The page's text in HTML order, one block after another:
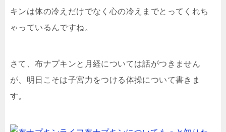
キンは体の冷えだけでなく心の冷えまでとってくれち
ゃっているんですね。
さて、布ナプキンと月経については話がつきません
が、明日こそは子宮力をつける体操について書きま
す。